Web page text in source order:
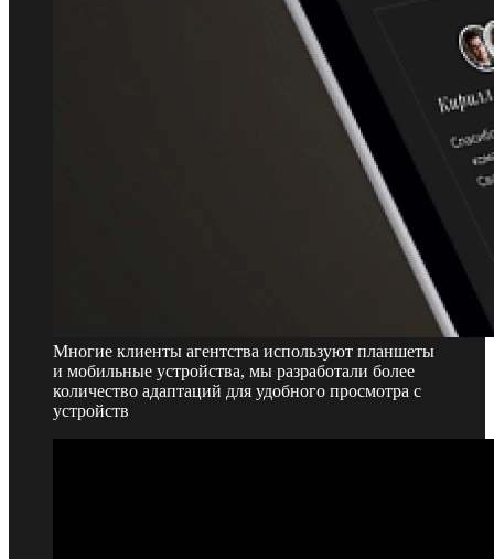
Многие клиенты агентства используют планшеты
и мобильные устройства, мы разработали более
количество адаптаций для удобного просмотра с
устройств